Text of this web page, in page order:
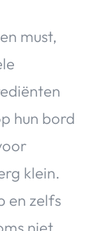
must,
hun bord
klein.
en zelfs